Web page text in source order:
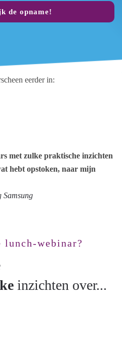
de opname!
eerder in:
met zulke praktische inzichten
hebt opstoken, naar mijn
Samsung
lunch-webinar?
inzichten over...